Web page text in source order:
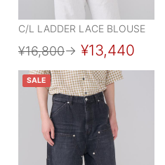
C/L LADDER LACE BLOUSE
¥16,800→ ¥13,440
SALE